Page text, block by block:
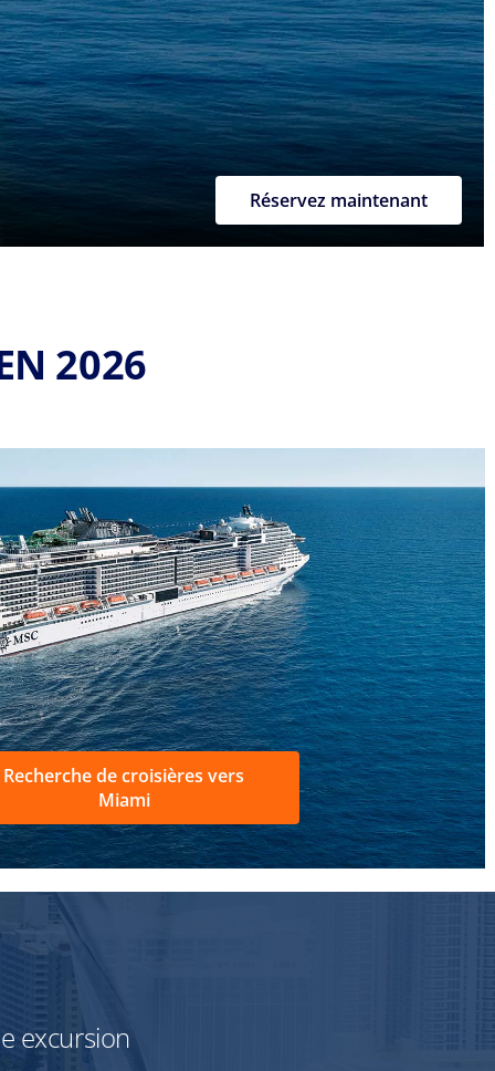
Réservez maintenant
2026
Recherche de croisières vers
Miami
excursion